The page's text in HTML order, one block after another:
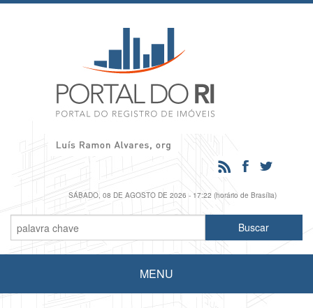
SÁBADO, 08 DE AGOSTO DE 2026 - 17:22 (horário de Brasília)
MENU